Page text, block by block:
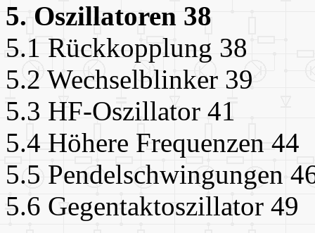
5. Oszillatoren 38
5.1 Rückkopplung 38
5.2 Wechselblinker 39
5.3 HF-Oszillator 41
5.4 Höhere Frequenzen 44
5.5 Pendelschwingungen
5.6 Gegentaktoszillator 49